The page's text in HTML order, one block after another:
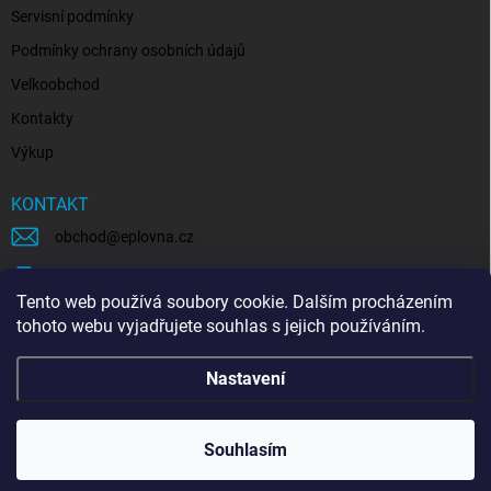
Tento web používá soubory cookie. Dalším procházením
tohoto webu vyjadřujete souhlas s jejich používáním.
Nastavení
Souhlasím
Servisní podmínky
Podmínky ochrany osobních údajů
Velkoobchod
Kontakty
Výkup
KONTAKT
obchod @eplovna.cz
eplovna.cz